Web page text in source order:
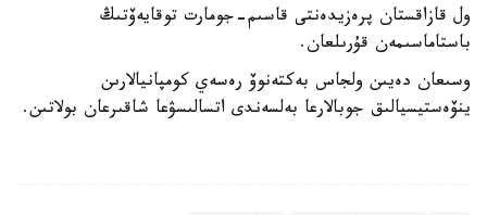
ول قازاقستان پرەزيدەنتى قاسىم-جومارت توقايەۆتىڭ
باستاماسىمەن قۇرىلعان.
وسىعان دەيىن ولجاس بەكتەنوۆ رەسەي كومپانيالارىن
ينۆەستيسيالىق جوبالارعا بەلسەندى اتسالىسۋعا شاقىرعان بولاتىن.